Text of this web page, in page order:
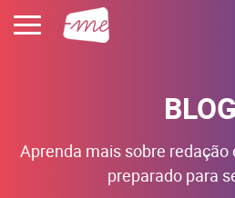
BLOG
Aprenda mais sobre
preparado para